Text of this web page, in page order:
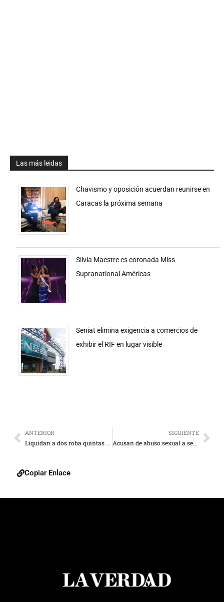
Las más leidas
Chavismo y oposición acuerdan reunirse en
Caracas la próxima semana
Silvia Maestre es coronada Miss
Supranational Américas
Seniat elimina exigencia a comercios de
exhibir el RIF en lugar visible
ANTERIOR
Liquidan a dos roba quintas en Los Puertos de Altagracia
SIGUIENTE
Acusan de abuso sexual a senador estadounidense
Copiar Enlace